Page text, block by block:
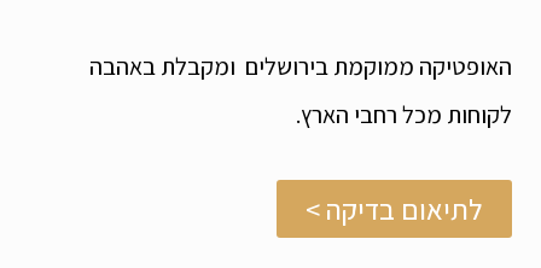
האופטיקה ממוקמת בירושלים ומקבלת באהבה
לקוחות מכל רחבי הארץ.
לתיאום בדיקה >